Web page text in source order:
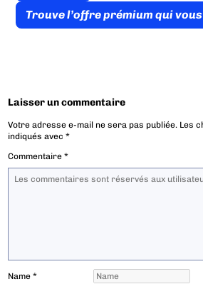
Trouve l’offre prémium qui
Laisser un commentaire
Votre adresse e-mail ne sera pas publiée. Les
indiqués avec*
Commentaire*
Name*